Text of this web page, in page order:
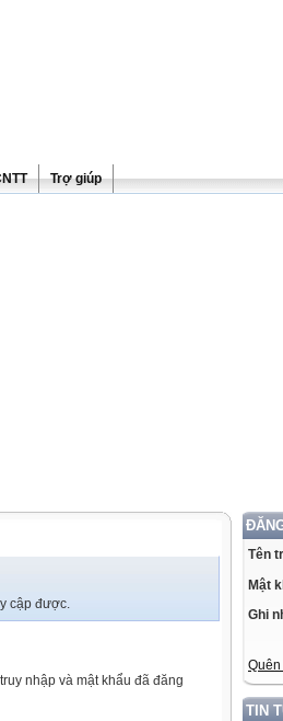
Trợ giúp
Tên
Mật
Ghi
Quên
TIN
cập được.
nhập và mật khẩu đã đăng